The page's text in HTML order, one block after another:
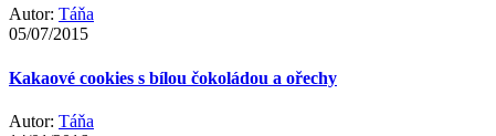
Autor: Táňa
05/07/2015
Kakaové cookies s bílou čokoládou a ořechy
Autor: Táňa